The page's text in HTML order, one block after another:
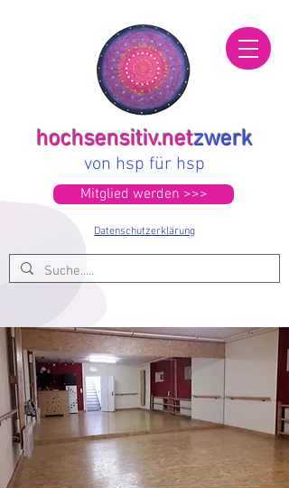
hochsensitiv.netzwerk
von hsp für hsp
Datenschutzerklärung
Mitglied werden >>>